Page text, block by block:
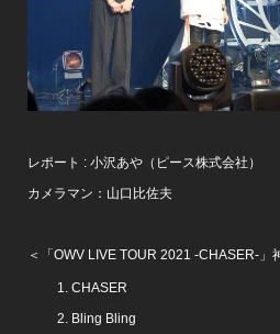
レポート : 小沢あや（ピース株式会社）
カメラマン：山口比佐夫
＜「OWV LIVE TOUR 2021 -CHASER-」
CHASER
Bling Bling